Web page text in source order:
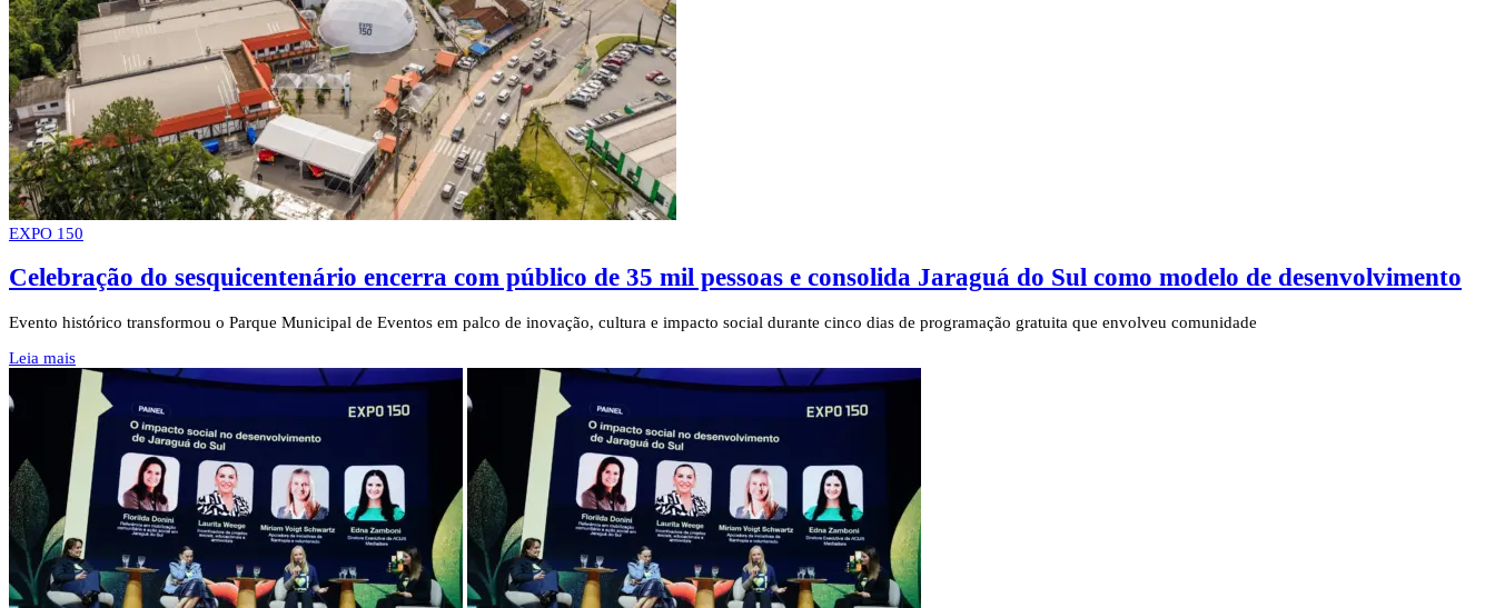
EXPO 150
Celebração do sesquicentenário encerra com público de 35 mil pessoas e consolida Jaraguá do Sul como modelo de desenvolvimento
Evento histórico transformou o Parque Municipal de Eventos em palco de inovação, cultura e impacto social durante cinco dias de programação gratuita que envolveu comunidade
Leia mais